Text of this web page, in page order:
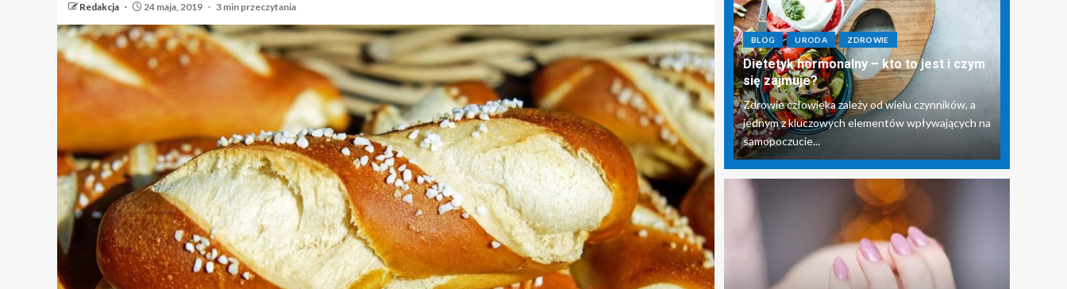
Redakcja 24 maja, 2019 3 min przeczytania
BLOG URODA ZDROWIE
Dietetyk hormonalny – kto to jest i czym
się zajmuje?
Zdrowie człowieka zależy od wielu czynników, a
jednym z kluczowych elementów wpływających na
samopoczucie...